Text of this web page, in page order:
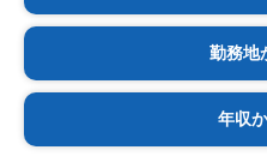
勤務地
年収